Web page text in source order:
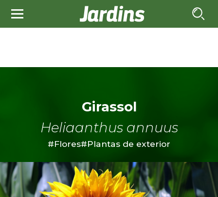
Girassol
Heliaanthus annuus
#Flores#Plantas de exterior